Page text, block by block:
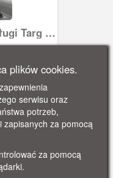
Targ w
fontannę
Kościoła
plików cookies.
serwisu oraz
potrzeb,
zapisanych za pomocą
za pomocą